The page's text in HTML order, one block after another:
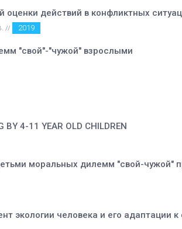
действий в конфликтных
// 2019
"свой"-"чужой" взрослыми
BY 4-11 YEAR OLD CHILDREN
моральных дилемм "свой-чужой"
экологии человека и его адаптации к